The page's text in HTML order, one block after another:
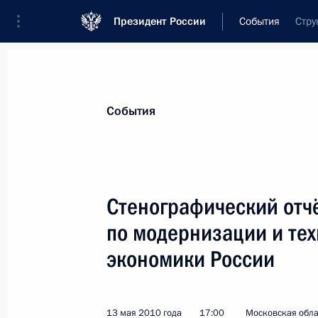
Президент России События
Новости
Послания Федеральному Собранию
Заявления по важнейшим вопросам
Совещания, заседания, рабочие встречи
События
Стенографический
по модернизации и
экономики России
13 мая 2010 года 17:00 Московская